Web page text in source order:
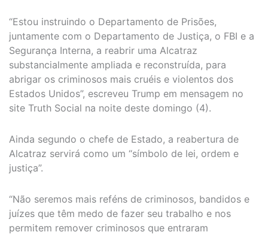
“Estou instruindo o Departamento de Prisões,
juntamente com o Departamento de Justiça, o FBI e a
Segurança Interna, a reabrir uma Alcatraz
substancialmente ampliada e reconstruída, para
abrigar os criminosos mais cruéis e violentos dos
Estados Unidos”, escreveu Trump em mensagem no
site Truth Social na noite deste domingo (4).
Ainda segundo o chefe de Estado, a reabertura de
Alcatraz servirá como um “símbolo de lei, ordem e
justiça”.
“Não seremos mais reféns de criminosos, bandidos e
juízes que têm medo de fazer seu trabalho e nos
permitem remover criminosos que entraram